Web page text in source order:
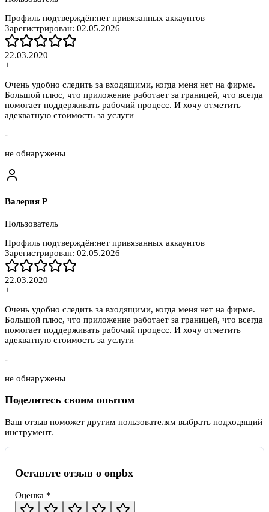
Профиль подтверждён:нет привязанных аккаунтов
Зарегистрирован: 02.05.2026
22.03.2020
+
Очень удобно следить за входящими, когда меня нет на фирме.
Большой плюс, что приложение работает за границей, что всегда
помогает поддерживать рабочий процесс. И хочу отметить
адекватную стоимость за услуги
-
не обнаружены
Валерия Р
Пользователь
Профиль подтверждён:нет привязанных аккаунтов
Зарегистрирован: 02.05.2026
22.03.2020
+
Очень удобно следить за входящими, когда меня нет на фирме.
Большой плюс, что приложение работает за границей, что всегда
помогает поддерживать рабочий процесс. И хочу отметить
адекватную стоимость за услуги
-
не обнаружены
Поделитесь своим опытом
Ваш отзыв поможет другим пользователям выбрать подходящий
инструмент.
Оставьте отзыв о onpbx
Оценка *